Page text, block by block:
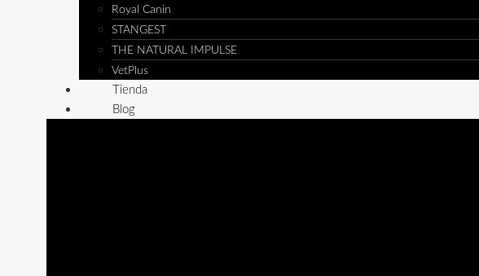
Royal Canin
STANGEST
THE NATURAL IMPULSE
VetPlus
Tienda
Blog